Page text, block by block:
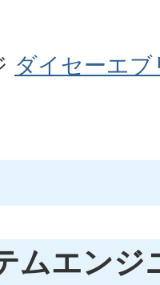
ダイセーエブ
ムエンジ